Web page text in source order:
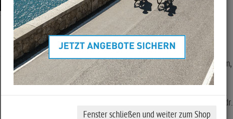
Die Eleganz und Qualität des Reaction Hybrid sind kein Zufall,
denn der Rahmen kommt mit vielen cleveren Features daher.
Ausstattungshighlights:
Gabel: RockShox Recon Silver RL Air, Tapered, 15x110mm,
120mm (27.5: 100mm)
Bremse: Magura Louise, Front 4-Piston/Rear 4-Piston, Hydr.
Disc Brake (203)